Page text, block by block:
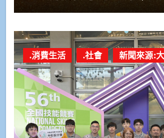
.消費生活 .社會 新聞來源: